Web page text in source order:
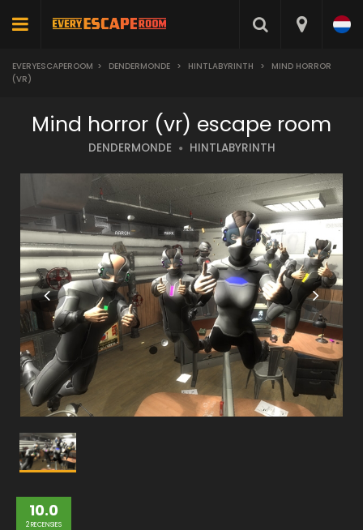
EVERYESCAPEROOM > DENDERMONDE > HINTLABYRINTH >
MIND HORROR
(VR)
Mind horror (vr) escape room
DENDERMONDE HINTLABYRINTH
10.0
2 RECENSIES